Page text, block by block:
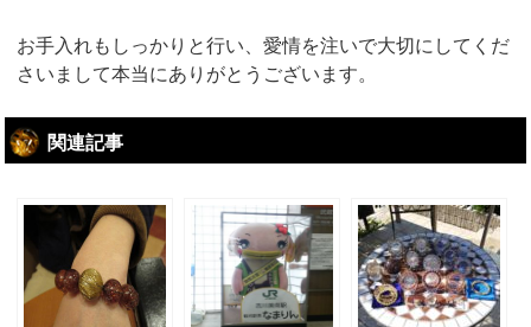
お手入れもしっかりと行い、愛情を注いで大切にしてくだ
さいまして本当にありがとうございます。
関連記事